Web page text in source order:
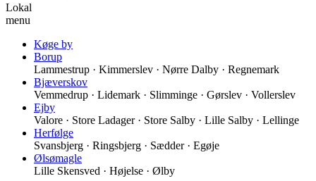
Lokal
menu
Køge by
Borup
Lammestrup · Kimmerslev · Nørre Dalby · Regnemark
Bjæverskov
Vemmedrup · Lidemark · Slimminge · Gørslev · Vollerslev
Ejby
Valore · Store Ladager · Store Salby · Lille Salby · Lellinge
Herfølge
Svansbjerg · Ringsbjerg · Sædder · Egøje
Ølsømagle
Lille Skensved · Højelse · Ølby